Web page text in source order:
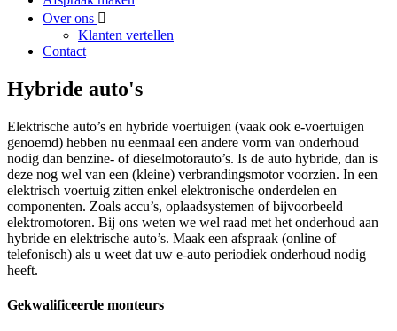
Over ons
Klanten vertellen
Contact
Hybride auto's
Elektrische auto’s en hybride voertuigen (vaak ook e-voertuigen
genoemd) hebben nu eenmaal een andere vorm van onderhoud
nodig dan benzine- of dieselmotorauto’s. Is de auto hybride, dan is
deze nog wel van een (kleine) verbrandingsmotor voorzien. In een
elektrisch voertuig zitten enkel elektronische onderdelen en
componenten. Zoals accu’s, oplaadsystemen of bijvoorbeeld
elektromotoren. Bij ons weten we wel raad met het onderhoud aan
hybride en elektrische auto’s. Maak een afspraak (online of
telefonisch) als u weet dat uw e-auto periodiek onderhoud nodig
heeft.
Gekwalificeerde monteurs